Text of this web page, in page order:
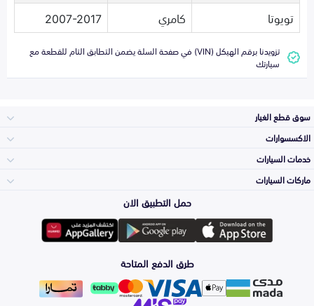
تويوتا
كامري 2007-2017
تزويدنا برقم الهيكل (VIN) في صفحة السلة يضمن التطابق التام للقطعة مع
سيارتك
سوق قطع الغيار
المكائن، القيرات
وملحقاتها
الشمعات
والاصطبات (الاضاءة)
الاكسسوارات
لوازم الرحلات
اكسسوارات العناية
خدمات السيارات
الأكثر مبيعاً
ماركات السيارات
Toyota
Hyundai
حمل التطبيق الان
طرق الدفع المتاحة